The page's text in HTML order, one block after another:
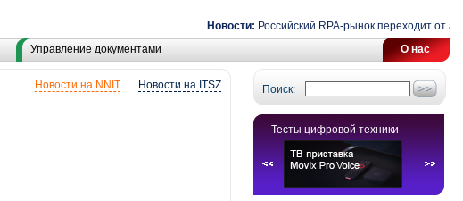
Новости: Российский RPA-рынок переходит от
О нас
Управление документами
Поиск:
Тесты цифровой техники
Новости на ITSZ
Новости на NNIT